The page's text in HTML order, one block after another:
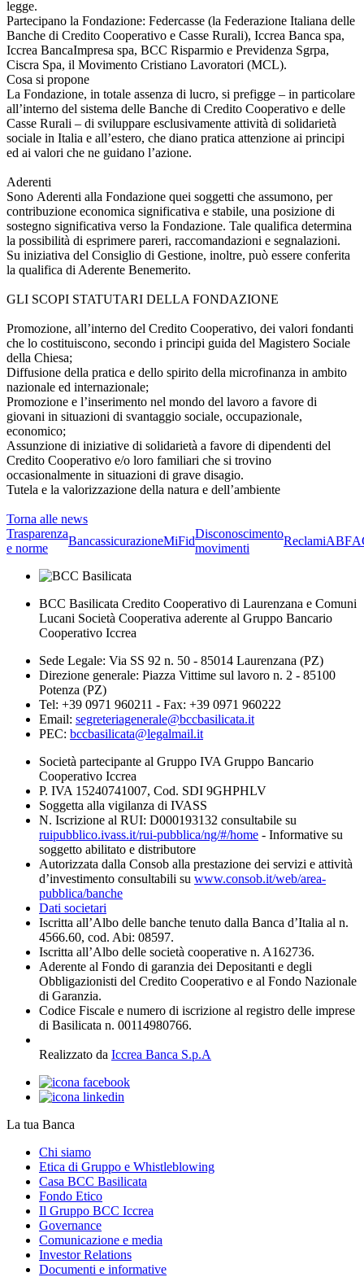
legge.
Partecipano la Fondazione: Federcasse (la Federazione Italiana delle
Banche di Credito Cooperativo e Casse Rurali), Iccrea Banca spa,
Iccrea BancaImpresa spa, BCC Risparmio e Previdenza Sgrpa,
Ciscra Spa, il Movimento Cristiano Lavoratori (MCL).
Cosa si propone
La Fondazione, in totale assenza di lucro, si prefigge – in particolare
all’interno del sistema delle Banche di Credito Cooperativo e delle
Casse Rurali – di sviluppare esclusivamente attività di solidarietà
sociale in Italia e all’estero, che diano pratica attenzione ai principi
ed ai valori che ne guidano l’azione.
Aderenti
Sono Aderenti alla Fondazione quei soggetti che assumono, per
contribuzione economica significativa e stabile, una posizione di
sostegno significativa verso la Fondazione. Tale qualifica determina
la possibilità di esprimere pareri, raccomandazioni e segnalazioni.
Su iniziativa del Consiglio di Gestione, inoltre, può essere conferita
la qualifica di Aderente Benemerito.
GLI SCOPI STATUTARI DELLA FONDAZIONE
Promozione, all’interno del Credito Cooperativo, dei valori fondanti
che lo costituiscono, secondo i principi guida del Magistero Sociale
della Chiesa;
Diffusione della pratica e dello spirito della microfinanza in ambito
nazionale ed internazionale;
Promozione e l’inserimento nel mondo del lavoro a favore di
giovani in situazioni di svantaggio sociale, occupazionale,
economico;
Assunzione di iniziative di solidarietà a favore di dipendenti del
Credito Cooperativo e/o loro familiari che si trovino
occasionalmente in situazioni di grave disagio.
Tutela e la valorizzazione della natura e dell’ambiente
Torna alle news
Trasparenza
e norme
BancassicurazioneMiFid
Disconoscimento
movimenti
ReclamiABF
BCC Basilicata Credito Cooperativo di Laurenzana e Comuni
Lucani Società Cooperativa aderente al Gruppo Bancario
Cooperativo Iccrea
Sede Legale: Via SS 92 n. 50 - 85014 Laurenzana (PZ)
Direzione generale: Piazza Vittime sul lavoro n. 2 - 85100
Potenza (PZ)
Tel: +39 0971 960211 - Fax: +39 0971 960222
Email: segreteriagenerale@bccbasilicata.it
PEC: bccbasilicata@legalmail.it
Società partecipante al Gruppo IVA Gruppo Bancario
Cooperativo Iccrea
P. IVA 15240741007, Cod. SDI 9GHPHLV
Soggetta alla vigilanza di IVASS
N. Iscrizione al RUI: D000193132 consultabile su
ruipubblico.ivass.it/rui-pubblica/ng/#/home - Informative su
soggetto abilitato e distributore
Autorizzata dalla Consob alla prestazione dei servizi e attività
d’investimento consultabili su www.consob.it/web/area-
pubblica/banche
Dati societari
Iscritta all’Albo delle banche tenuto dalla Banca d’Italia al n.
4566.60, cod. Abi: 08597.
Iscritta all’Albo delle società cooperative n. A162736.
Aderente al Fondo di garanzia dei Depositanti e degli
Obbligazionisti del Credito Cooperativo e al Fondo Nazionale
di Garanzia.
Codice Fiscale e numero di iscrizione al registro delle imprese
di Basilicata n. 00114980766.
Realizzato da Iccrea Banca S.p.A
La tua Banca
Chi siamo
Etica di Gruppo e Whistleblowing
Casa BCC Basilicata
Fondo Etico
Il Gruppo BCC Iccrea
Governance
Comunicazione e media
Investor Relations
Documenti e informative